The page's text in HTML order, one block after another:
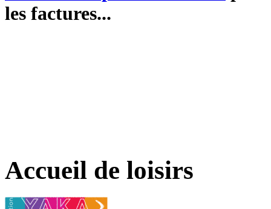
les factures...
Accueil de loisirs